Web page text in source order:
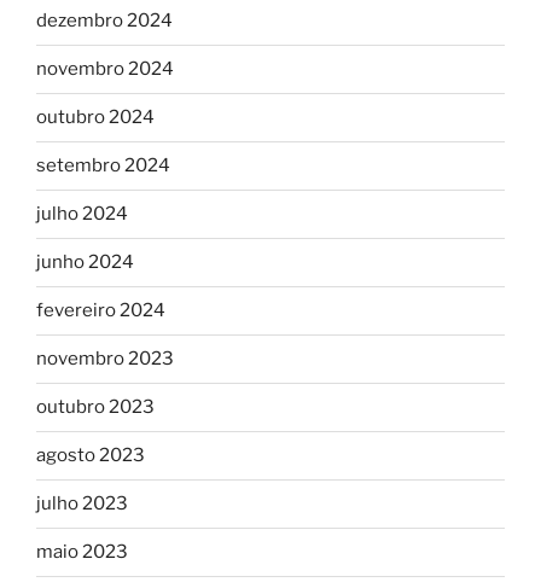
dezembro 2024
novembro 2024
outubro 2024
setembro 2024
julho 2024
junho 2024
fevereiro 2024
novembro 2023
outubro 2023
agosto 2023
julho 2023
maio 2023